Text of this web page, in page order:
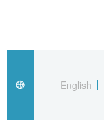
経済・ビジネス
国際
トップ
アーカイブ
In-depth
Japan DataEnglish